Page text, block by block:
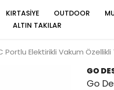
KIRTASİYE OUTDOOR
ALTIN TAKILAR
Portlu Elektirikli Vakum
GO
Go